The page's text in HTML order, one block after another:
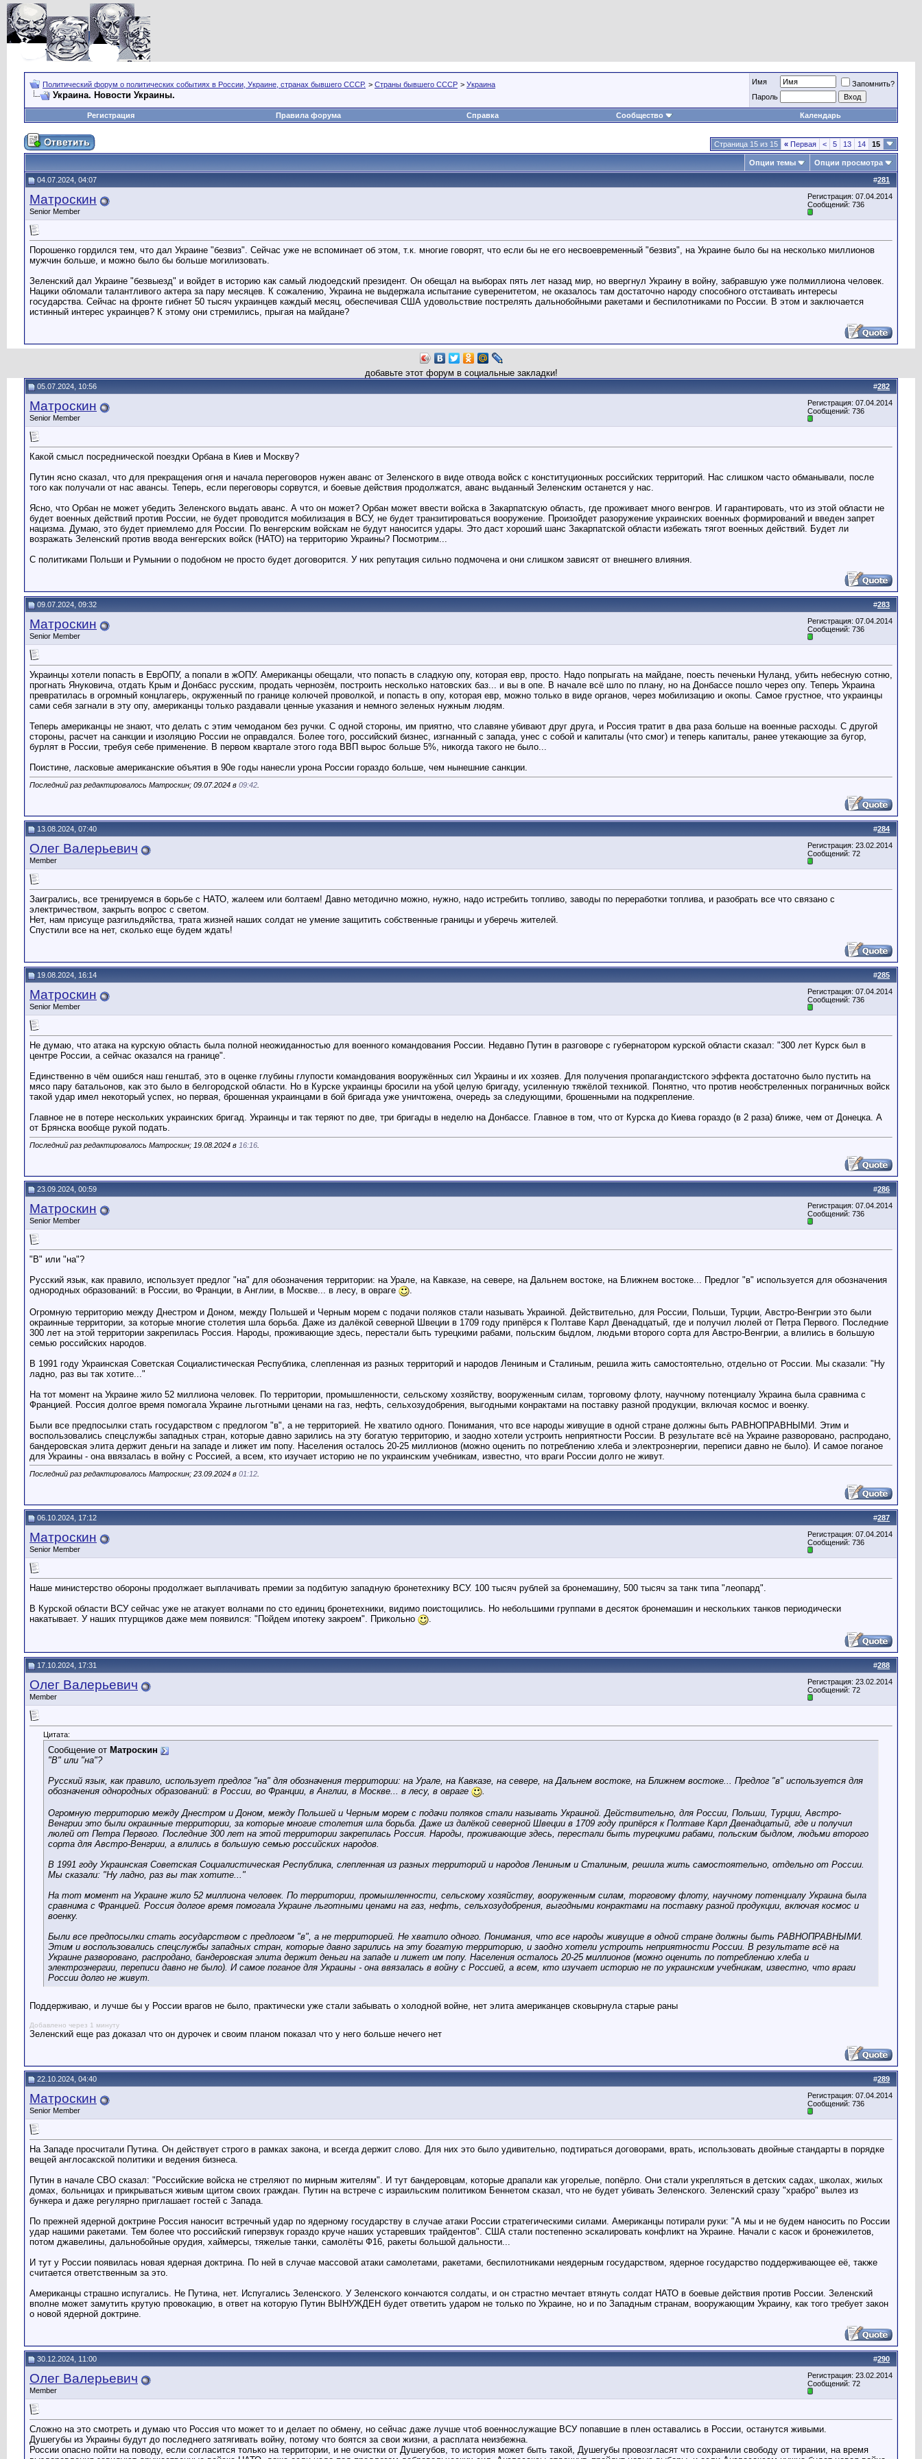
Политический форум о политических событиях в России, Украине, странах бывшего СССР. > Страны бывшего СССР > Украина
Украина. Новости Украины.
Имя
Запомнить?
Пароль
Регистрация Правила форума Справка Сообщество Календарь
Страница 15 из 15 « Первая < 5 13 14 15
Опции темы Опции просмотра
#281
04.07.2024, 04:07
Матроскин
Senior Member
Регистрация: 07.04.2014
Сообщений: 736
Порошенко гордился тем, что дал Украине "безвиз". Сейчас уже не вспоминает об этом, т.к. многие говорят, что если бы не его несвоевременный "безвиз", на Украине было бы на несколько миллионов
мужчин больше, и можно было бы больше могилизовать.
Зеленский дал Украине "безвыезд" и войдет в историю как самый людоедский президент. Он обещал на выборах пять лет назад мир, но ввергнул Украину в войну, забравшую уже полмиллиона человек.
Нацики обломали талантливого актера за пару месяцев. К сожалению, Украина не выдержала испытание суверенитетом, не оказалось там достаточно народу способного отстаивать интересы
государства. Сейчас на фронте гибнет 50 тысяч украинцев каждый месяц, обеспечивая США удовольствие пострелять дальнобойными ракетами и беспилотниками по России. В этом и заключается
истинный интерес украинцев? К этому они стремились, прыгая на майдане?
добавьте этот форум в социальные закладки!
#282
05.07.2024, 10:56
Матроскин
Senior Member
Регистрация: 07.04.2014
Сообщений: 736
Какой смысл посреднической поездки Орбана в Киев и Москву?
Путин ясно сказал, что для прекращения огня и начала переговоров нужен аванс от Зеленского в виде отвода войск с конституционных российских территорий. Нас слишком часто обманывали, после
того как получали от нас авансы. Теперь, если переговоры сорвутся, и боевые действия продолжатся, аванс выданный Зеленским останется у нас.
Ясно, что Орбан не может убедить Зеленского выдать аванс. А что он может? Орбан может ввести войска в Закарпатскую область, где проживает много венгров. И гарантировать, что из этой области не
будет военных действий против России, не будет проводится мобилизация в ВСУ, не будет транзитироваться вооружение. Произойдет разоружение украинских военных формирований и введен запрет
нацизма. Думаю, это будет приемлемо для России. По венгерским войскам не будут наносится удары. Это даст хороший шанс Закарпатской области избежать тягот военных действий. Будет ли
возражать Зеленский против ввода венгерских войск (НАТО) на территорию Украины? Посмотрим...
С политиками Польши и Румынии о подобном не просто будет договорится. У них репутация сильно подмочена и они слишком зависят от внешнего влияния.
#283
09.07.2024, 09:32
Матроскин
Senior Member
Регистрация: 07.04.2014
Сообщений: 736
Украинцы хотели попасть в ЕврОПУ, а попали в жОПУ. Американцы обещали, что попасть в сладкую опу, которая евр, просто. Надо попрыгать на майдане, поесть печеньки Нуланд, убить небесную сотню,
прогнать Януковича, отдать Крым и Донбасс русским, продать чернозём, построить несколько натовских баз... и вы в опе. В начале всё шло по плану, но на Донбассе пошло через опу. Теперь Украина
превратилась в огромный концлагерь, окруженный по границе колючей проволкой, и попасть в опу, которая евр, можно только в виде органов, через мобилизацию и окопы. Самое грустное, что украинцы
сами себя загнали в эту опу, американцы только раздавали ценные указания и немного зеленых нужным людям.
Теперь американцы не знают, что делать с этим чемоданом без ручки. С одной стороны, им приятно, что славяне убивают друг друга, и Россия тратит в два раза больше на военные расходы. С другой
стороны, расчет на санкции и изоляцию России не оправдался. Более того, российский бизнес, изгнанный с запада, унес с собой и капиталы (что смог) и теперь капиталы, ранее утекающие за бугор,
бурлят в России, требуя себе применение. В первом квартале этого года ВВП вырос больше 5%, никогда такого не было...
Поистине, ласковые американские объятия в 90е годы нанесли урона России гораздо больше, чем нынешние санкции.
Последний раз редактировалось Матроскин; 09.07.2024 в 09:42
#284
13.08.2024, 07:40
Олег Валерьевич
Member
Регистрация: 23.02.2014
Сообщений: 72
Заигрались, все тренируемся в борьбе с НАТО, жалеем или болтаем! Давно методично можно, нужно, надо истребить топливо, заводы по переработки топлива, и разобрать все что связано с
электричеством, закрыть вопрос с светом.
Нет, нам присуще разгильдяйства, трата жизней наших солдат не умение защитить собственные границы и уберечь жителей.
Спустили все на нет, сколько еще будем ждать!
#285
19.08.2024, 16:14
Матроскин
Senior Member
Регистрация: 07.04.2014
Сообщений: 736
Не думаю, что атака на курскую область была полной неожиданностью для военного командования России. Недавно Путин в разговоре с губернатором курской области сказал: "300 лет Курск был в
центре России, а сейчас оказался на границе".
Единственно в чём ошибся наш генштаб, это в оценке глубины глупости командования вооружённых сил Украины и их хозяев. Для получения пропагандистского эффекта достаточно было пустить на
мясо пару батальонов, как это было в белгородской области. Но в Курске украинцы бросили на убой целую бригаду, усиленную тяжёлой техникой. Понятно, что против необстреленных пограничных войск
такой удар имел некоторый успех, но первая, брошенная украинцами в бой бригада уже уничтожена, очередь за следующими, брошенными на подкрепление.
Главное не в потере нескольких украинских бригад. Украинцы и так теряют по две, три бригады в неделю на Донбассе. Главное в том, что от Курска до Киева гораздо (в 2 раза) ближе, чем от Донецка. А
от Брянска вообще рукой подать.
Последний раз редактировалось Матроскин; 19.08.2024 в 16:16
#286
23.09.2024, 00:59
Матроскин
Senior Member
Регистрация: 07.04.2014
Сообщений: 736
"В" или "на"?
Русский язык, как правило, использует предлог "на" для обозначения территории: на Урале, на Кавказе, на севере, на Дальнем востоке, на Ближнем востоке... Предлог "в" используется для обозначения
однородных образований: в России, во Франции, в Англии, в Москве... в лесу, в овраге
.
Огромную территорию между Днестром и Доном, между Польшей и Черным морем с подачи поляков стали называть Украиной. Действительно, для России, Польши, Турции, Австро-Венгрии это были
окраинные территории, за которые многие столетия шла борьба. Даже из далёкой северной Швеции в 1709 году припёрся к Полтаве Карл Двенадцатый, где и получил люлей от Петра Первого. Последние
300 лет на этой территории закрепилась Россия. Народы, проживающие здесь, перестали быть турецкими рабами, польским быдлом, людьми второго сорта для Австро-Венгрии, а влились в большую
семью российских народов.
В 1991 году Украинская Советская Социалистическая Республика, слепленная из разных территорий и народов Лениным и Сталиным, решила жить самостоятельно, отдельно от России. Мы сказали: "Ну
ладно, раз вы так хотите..."
На тот момент на Украине жило 52 миллиона человек. По территории, промышленности, сельскому хозяйству, вооруженным силам, торговому флоту, научному потенциалу Украина была сравнима с
Францией. Россия долгое время помогала Украине льготными ценами на газ, нефть, сельхозудобрения, выгодными конрактами на поставку разной продукции, включая космос и военку.
Были все предпосылки стать государством с предлогом "в", а не территорией. Не хватило одного. Понимания, что все народы живущие в одной стране должны быть РАВНОПРАВНЫМИ. Этим и
воспользовались спецслужбы западных стран, которые давно зарились на эту богатую территорию, и заодно хотели устроить неприятности России. В результате всё на Украине разворовано, распродано,
бандеровская элита держит деньги на западе и лижет им попу. Населения осталось 20-25 миллионов (можно оценить по потреблению хлеба и электроэнергии, переписи давно не было). И самое поганое
для Украины - она ввязалась в войну с Россией, а всем, кто изучает историю не по украинским учебникам, известно, что враги России долго не живут.
Последний раз редактировалось Матроскин; 23.09.2024 в 01:12
#287
06.10.2024, 17:12
Матроскин
Senior Member
Регистрация: 07.04.2014
Сообщений: 736
Наше министерство обороны продолжает выплачивать премии за подбитую западную бронетехнику ВСУ. 100 тысяч рублей за бронемашину, 500 тысяч за танк типа "леопард".
В Курской области ВСУ сейчас уже не атакует волнами по сто единиц бронетехники, видимо поистощились. Но небольшими группами в десяток бронемашин и нескольких танков периодически
накатывает. У наших птурщиков даже мем появился: "Пойдем ипотеку закроем". Прикольно
.
#288
17.10.2024, 17:31
Олег Валерьевич
Member
Регистрация: 23.02.2014
Сообщений: 72
Цитата:
Сообщение от Матроскин
"В" или "на"?
Русский язык, как правило, использует предлог "на" для обозначения территории: на Урале, на Кавказе, на севере, на Дальнем востоке, на Ближнем востоке... Предлог "в" используется для
обозначения однородных образований: в России, во Франции, в Англии, в Москве... в лесу, в овраге
.
Огромную территорию между Днестром и Доном, между Польшей и Черным морем с подачи поляков стали называть Украиной. Действительно, для России, Польши, Турции, Австро-
Венгрии это были окраинные территории, за которые многие столетия шла борьба. Даже из далёкой северной Швеции в 1709 году припёрся к Полтаве Карл Двенадцатый, где и получил
люлей от Петра Первого. Последние 300 лет на этой территории закрепилась Россия. Народы, проживающие здесь, перестали быть турецкими рабами, польским быдлом, людьми второго
сорта для Австро-Венгрии, а влились в большую семью российских народов.
В 1991 году Украинская Советская Социалистическая Республика, слепленная из разных территорий и народов Лениным и Сталиным, решила жить самостоятельно, отдельно от России.
Мы сказали: "Ну ладно, раз вы так хотите..."
На тот момент на Украине жило 52 миллиона человек. По территории, промышленности, сельскому хозяйству, вооруженным силам, торговому флоту, научному потенциалу Украина была
сравнима с Францией. Россия долгое время помогала Украине льготными ценами на газ, нефть, сельхозудобрения, выгодными конрактами на поставку разной продукции, включая космос и
военку.
Были все предпосылки стать государством с предлогом "в", а не территорией. Не хватило одного. Понимания, что все народы живущие в одной стране должны быть РАВНОПРАВНЫМИ.
Этим и воспользовались спецслужбы западных стран, которые давно зарились на эту богатую территорию, и заодно хотели устроить неприятности России. В результате всё на
Украине разворовано, распродано, бандеровская элита держит деньги на западе и лижет им попу. Населения осталось 20-25 миллионов (можно оценить по потреблению хлеба и
электроэнергии, переписи давно не было). И самое поганое для Украины - она ввязалась в войну с Россией, а всем, кто изучает историю не по украинским учебникам, известно, что враги
России долго не живут.
Поддерживаю, и лучше бы у России врагов не было, практически уже стали забывать о холодной войне, нет элита американцев сковырнула старые раны
Добавлено через 1 минуту
Зеленский еще раз доказал что он дурочек и своим планом показал что у него больше нечего нет
#289
22.10.2024, 04:40
Матроскин
Senior Member
Регистрация: 07.04.2014
Сообщений: 736
На Западе просчитали Путина. Он действует строго в рамках закона, и всегда держит слово. Для них это было удивительно, подтираться договорами, врать, использовать двойные стандарты в порядке
вещей англосакской политики и ведения бизнеса.
Путин в начале СВО сказал: "Российские войска не стреляют по мирным жителям". И тут бандеровцам, которые драпали как угорелые, попёрло. Они стали укрепляться в детских садах, школах, жилых
домах, больницах и прикрываться живым щитом своих граждан. Путин на встрече с израильским политиком Беннетом сказал, что не будет убивать Зеленского. Зеленский сразу "храбро" вылез из
бункера и даже регулярно приглашает гостей с Запада.
По прежней ядерной доктрине Россия наносит встречный удар по ядерному государству в случае атаки России стратегическими силами. Американцы потирали руки: "А мы и не будем наносить по России
удар нашими ракетами. Тем более что российский гиперзвук гораздо круче наших устаревших трайдентов". США стали постепенно эскалировать конфликт на Украине. Начали с касок и бронежилетов,
потом джавелины, дальнобойные орудия, хаймерсы, тяжелые танки, самолёты Ф16, ракеты большой дальности...
И тут у России появилась новая ядерная доктрина. По ней в случае массовой атаки самолетами, ракетами, беспилотниками неядерным государством, ядерное государство поддерживающее её, также
считается ответственным за это.
Американцы страшно испугались. Не Путина, нет. Испугались Зеленского. У Зеленского кончаются солдаты, и он страстно мечтает втянуть солдат НАТО в боевые действия против России. Зеленский
вполне может замутить крутую провокацию, в ответ на которую Путин ВЫНУЖДЕН будет ответить ударом не только по Украине, но и по Западным странам, вооружающим Украину, как того требует закон
о новой ядерной доктрине.
#290
30.12.2024, 11:00
Олег Валерьевич
Member
Регистрация: 23.02.2014
Сообщений: 72
Сложно на это смотреть и думаю что Россия что может то и делает по обмену, но сейчас даже лучше чтоб военнослужащие ВСУ попавшие в плен оставались в России, останутся живыми.
Душегубы из Украины будут до последнего затягивать войну, потому что боятся за свои жизни, а расплата неизбежна.
России опасно пойти на поводу, если согласится только на территории, и не очистки от Душегубов, то история может быть такой, Душегубы провозгласят что сохранили свободу от тирании, на время